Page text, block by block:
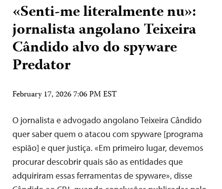
«Senti-me literalmente nu»:
jornalista angolano Teixeira
Cândido alvo do spyware
Predator
February 17, 2026 7:06 PM EST
O jornalista e advogado angolano Teixeira Cândido
quer saber quem o atacou com spyware [programa
espião] e quer justiça. «Em primeiro lugar, devemos
procurar descobrir quais são as entidades que
adquiriram essas ferramentas de spyware», disse